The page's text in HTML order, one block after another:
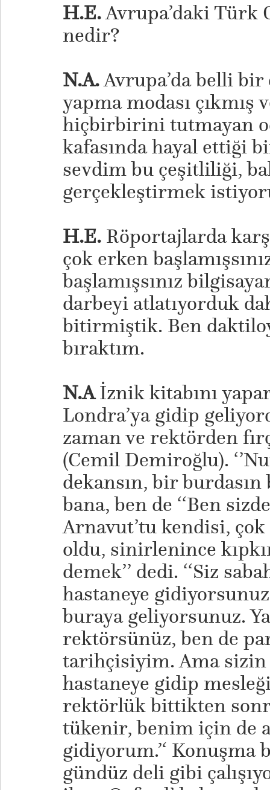
H.E.Avrupa’daki Türk
nedir?
N.A.Avrupa’da belli bir
yapma modası çıkmış
hiçbirbirini tutmayan
kafasında hayal ettiği
sevdim bu çeşitliliği,
gerçekleştirmek
H.E.Röportajlarda
çok erken
başlamışsınız
darbeyi atlatıyorduk
bitirmiştik. Ben
bıraktım.
N.Aİznik kitabını
Londra’ya gidip
zaman ve rektörden
(Cemil Demiroğlu).
dekansın, bir burdasın
bana, ben de ‘‘Ben
Arnavut’tu kendisi,
oldu, sinirlenince
demek’’ dedi. ‘‘Siz
hastaneye
buraya geliyorsunuz.
rektörsünüz, ben de
tarihçisiyim. Ama sizin
hastaneye gidip
rektörlük bittikten
tükenir, benim için de
gidiyorum.’‘ Konuşma
gündüz deli gibi